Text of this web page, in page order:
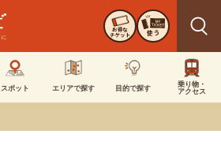
お得な
チケット 使う
スポット エリアで探す 目的で探す
乗り物・
アクセス